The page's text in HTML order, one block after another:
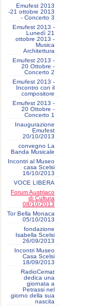
Emufest 2013
-21 ottobre 2013
- Concerto 3
Emufest 2013 -
Lunedì 21
ottobre 2013 -
Musica
Architettura
Emufest 2013 -
20 Ottobre -
Concerto 2
Emufest 2013 -
Incontro con il
compositore
Emufest 2013 -
20 Ottobre -
Concerto 1
Inaugurazione
Emufest
20/10/2013
convegno La
Banda Musicale
Incontri al Museo
casa Scelsi
16/10/2013
VOCE LIBERA
Forum Austriaco
di Cultura
08/10/2013
Tor Bella Monaca
05/10/2013
fondazione
Isabella Scelsi
26/09/2013
Incontri Museo
Casa Scelsi
18/09/2013
RadioCemat
dedica una
giornata a
Petrassi nel
giorno della sua
nascita